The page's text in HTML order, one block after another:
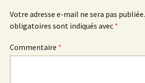
Votre adresse e-mail ne sera pas publiée.
obligatoires sont indiqués avec *
Commentaire *